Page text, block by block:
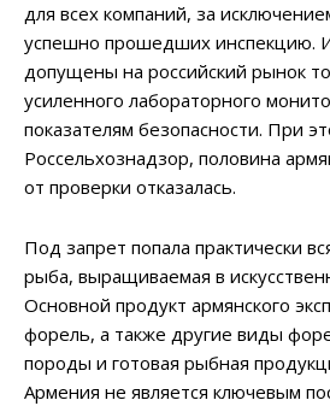
для всех компаний, за
успешно прошедших инспекцию.
допущены на российский рынок
усиленного лабораторного
показателям безопасности. При
Россельхознадзор, половина
от проверки отказалась.
Под запрет попала практически
рыба, выращиваемая в
Основной продукт армянского
форель, а также другие виды
породы и готовая рыбная
Армения не является ключевым